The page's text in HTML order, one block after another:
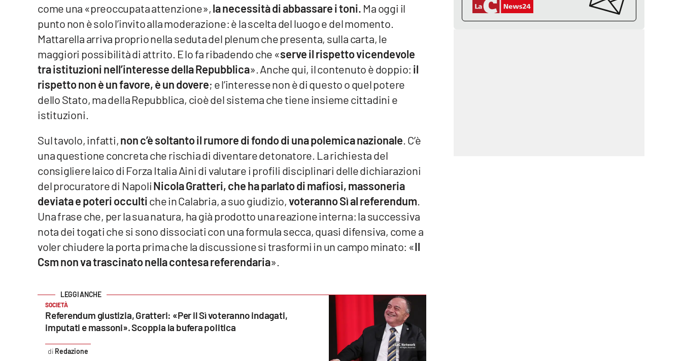
Lacitymag.it
Lacapitalenews.it
Cosenzachannel.it
Ilvibonese.it
Vai
come una «preoccupata attenzione»,la necessità di abbassare i toni. Ma oggi il
punto non è solo l’invito alla moderazione: è la scelta del luogo e del momento.
Mattarella arriva proprio nella seduta del plenum che presenta, sulla carta, le
maggiori possibilità di attrito. E lo fa ribadendo che «serve il rispetto vicendevole
tra istituzioni nell’interesse della Repubblica». Anche qui, il contenuto è doppio: il
rispetto non è un favore, è un dovere; e l’interesse non è di questo o quel potere
dello Stato, ma della Repubblica, cioè del sistema che tiene insieme cittadini e
istituzioni.
Sul tavolo, infatti,non c’è soltanto il rumore di fondo di una polemica nazionale . C’è
una questione concreta che rischia di diventare detonatore. La richiesta del
consigliere laico di Forza Italia Aini di valutare i profili disciplinari delle dichiarazioni
del procuratore di NapoliNicola Gratteri, che ha parlato di mafiosi, massoneria
deviata e poteri occultiche in Calabria, a suo giudizio,voteranno Sì al referendum
Una frase che, per la sua natura, ha già prodotto una reazione interna: la successiva
nota dei togati che si sono dissociati con una formula secca, quasi difensiva, come a
voler chiudere la porta prima che la discussione si trasformi in un campo minato: «Il
Csm non va trascinato nella contesa referendaria».
SOCIETÀ
Referendum giustizia, Gratteri: «Per il Sì voteranno indagati,
imputati e massoni». Scoppia la bufera politica
Redazione